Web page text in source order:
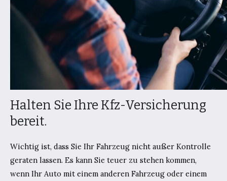
Halten Sie Ihre Kfz-Versicherung
bereit.
Wichtig ist, dass Sie Ihr Fahrzeug nicht außer Kontrolle
geraten lassen. Es kann Sie teuer zu stehen kommen,
wenn Ihr Auto mit einem anderen Fahrzeug oder einem